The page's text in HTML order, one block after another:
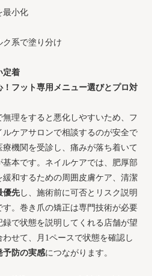
最小化
系で塗り分け
定着
フット専用メニュー選びとプロ対
理をすると悪化しやすいため、フ
ケアサロンで相談するのが安全で
機関を受診し、痛みが落ち着いて
本です。ネイルケアでは、肥厚部
和するための周囲皮膚ケア、清潔
優先し、施術前に可否とリスク説明
。巻き爪の矯正は専門技術が必要
録で状態を説明してくれる店舗が望
せて、月1ペースで状態を確認し
予防の実感につながります。